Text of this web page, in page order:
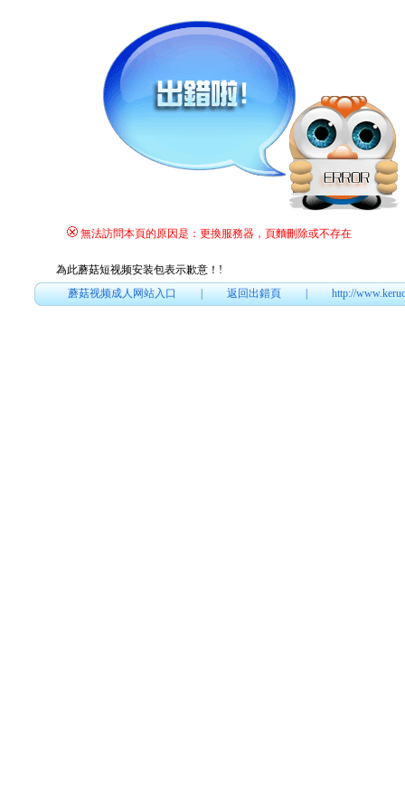
無法訪問本頁的原因是：更換服務器，頁麵刪除或不存在
為此蘑菇短视频安装包表示歉意！ !
蘑菇视频成人网站入口|返回出錯頁|http://